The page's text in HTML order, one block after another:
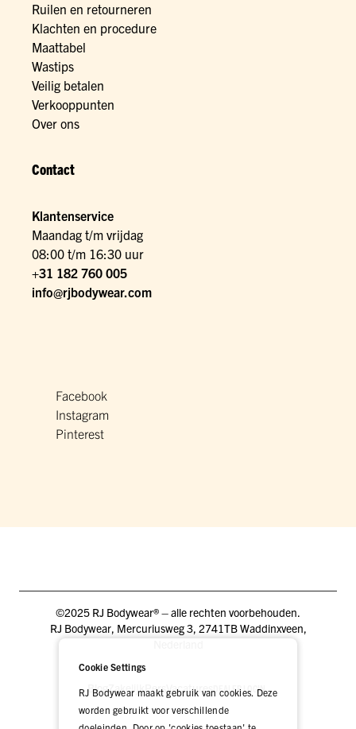
Ruilen en retourneren
Klachten en procedure
Maattabel
Wastips
Veilig betalen
Verkooppunten
Over ons
Contact
Klantenservice
Maandag t/m vrijdag
08:00 t/m 16:30 uur
+31 182 760 005
info@rjbodywear.com
Facebook
Instagram
Pinterest
©2025 RJ Bodywear® – alle rechten voorbehouden.
RJ Bodywear, Mercuriusweg 3, 2741TB Waddinxveen,
BlogZakelijkPers VacaturesDEALER LOGIN
Cookie Settings
RJ Bodywear maakt gebruik van cookies. Deze
worden gebruikt voor verschillende